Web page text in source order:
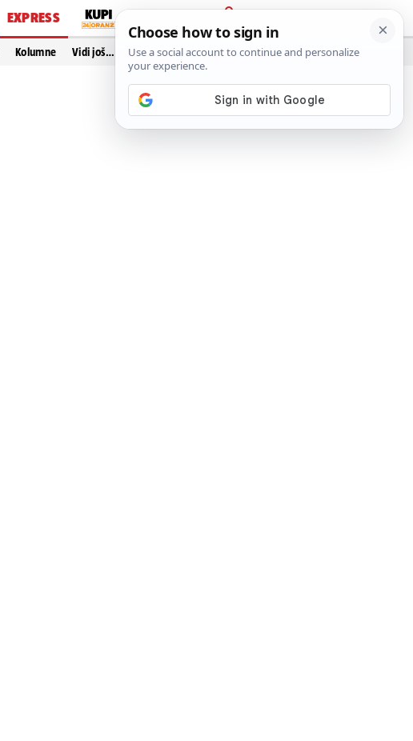
EXPRESS
PRIJAVA
Kolumne Vidi još…